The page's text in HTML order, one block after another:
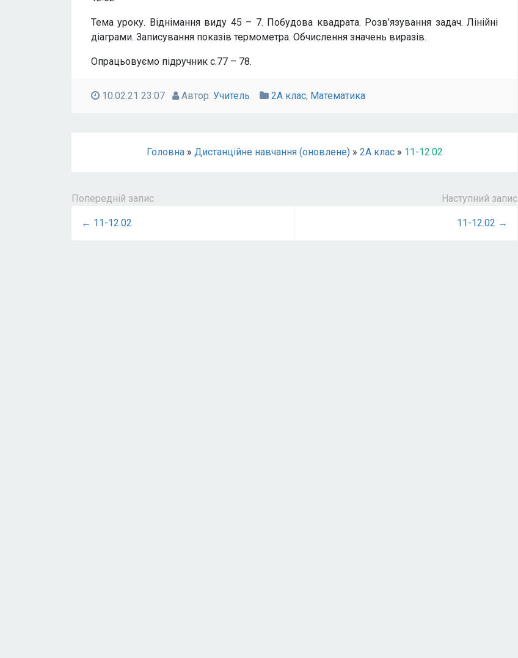
Тема уроку. Віднімання виду 45 – 7. Побудова квадрата. Розв’язування задач. Лінійні
діаграми. Записування показів термометра. Обчислення значень виразів.
Опрацьовуємо підручник с.77 – 78.
10.02.21 23:07 Автор: Учитель 2А клас, Математика
Головна» Дистанційне навчання (оновлене)» 2А клас» 11-12.02
Попередній запис Наступний запис
← 11-12.02 11-12.02 →